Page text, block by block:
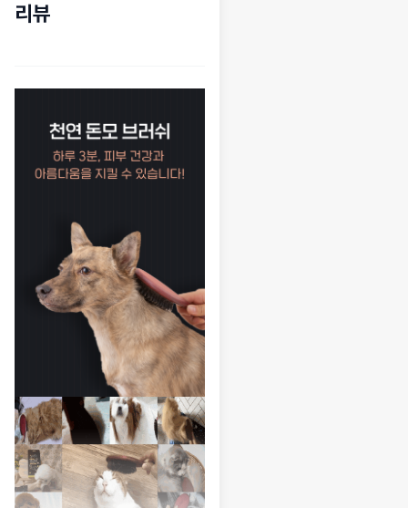
리뷰